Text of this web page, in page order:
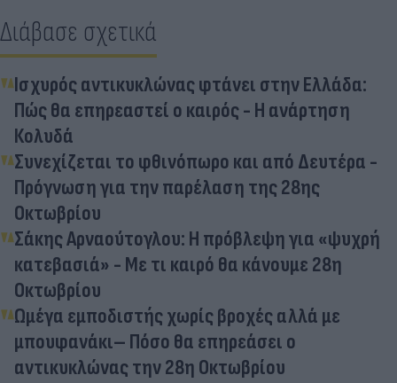
Διάβασε σχετικά
Ισχυρός αντικυκλώνας φτάνει στην Ελλάδα:
Πώς θα επηρεαστεί ο καιρός - Η ανάρτηση
Κολυδά
Συνεχίζεται το φθινόπωρο και από Δευτέρα -
Πρόγνωση για την παρέλαση της 28ης
Οκτωβρίου
Σάκης Αρναούτογλου: Η πρόβλεψη για «ψυχρή
κατεβασιά» - Με τι καιρό θα κάνουμε 28η
Οκτωβρίου
Ωμέγα εμποδιστής χωρίς βροχές αλλά με
μπουφανάκι– Πόσο θα επηρεάσει ο
αντικυκλώνας την 28η Οκτωβρίου